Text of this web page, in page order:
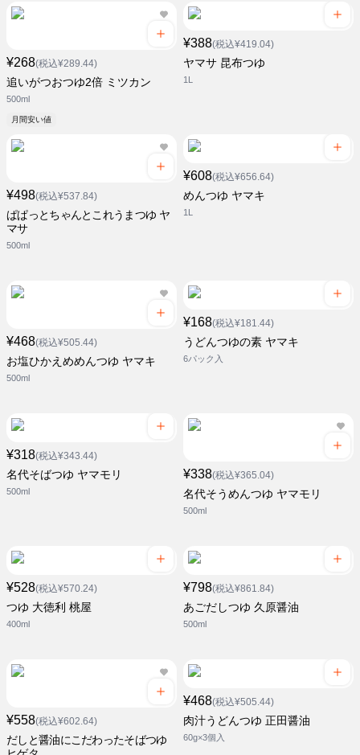
¥268(税込¥289.44)
追いがつおつゆ2倍 ミツカン
500ml
月間安い値
¥388(税込¥419.04)
ヤマサ 昆布つゆ
1L
¥498(税込¥537.84)
ぱぱっとちゃんとこれうまつゆ ヤ
マサ
500ml
¥608(税込¥656.64)
めんつゆ ヤマキ
1L
¥468(税込¥505.44)
お塩ひかえめめんつゆ ヤマキ
500ml
¥168(税込¥181.44)
うどんつゆの素 ヤマキ
6パック入
¥318(税込¥343.44)
名代そばつゆ ヤマモリ
500ml
¥338(税込¥365.04)
名代そうめんつゆ ヤマモリ
500ml
¥528(税込¥570.24)
つゆ 大徳利 桃屋
400ml
¥798(税込¥861.84)
あごだしつゆ 久原醤油
500ml
¥558(税込¥602.64)
だしと醤油にこだわったそばつゆ
¥468(税込¥505.44)
肉汁うどんつゆ 正田醤油
60g×3個入